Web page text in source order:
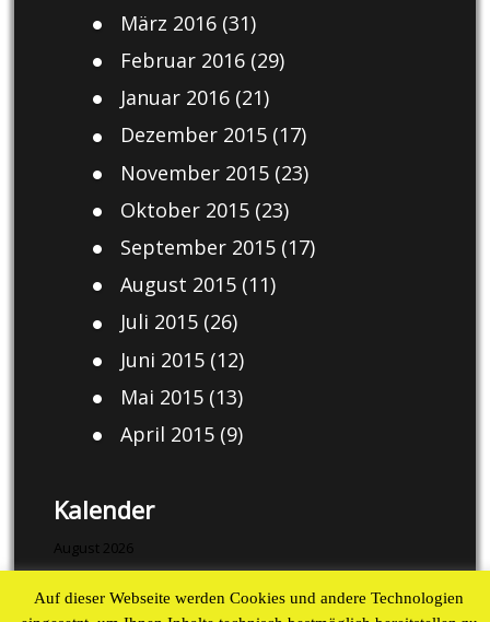
März 2016(31)
Februar 2016(29)
Januar 2016(21)
Dezember 2015(17)
November 2015(23)
Oktober 2015(23)
September 2015(17)
August 2015(11)
Juli 2015(26)
Juni 2015(12)
Mai 2015(13)
April 2015(9)
Kalender
August 2026
M D M D F S
S
Auf dieser Webseite werden Cookies und andere Technologien